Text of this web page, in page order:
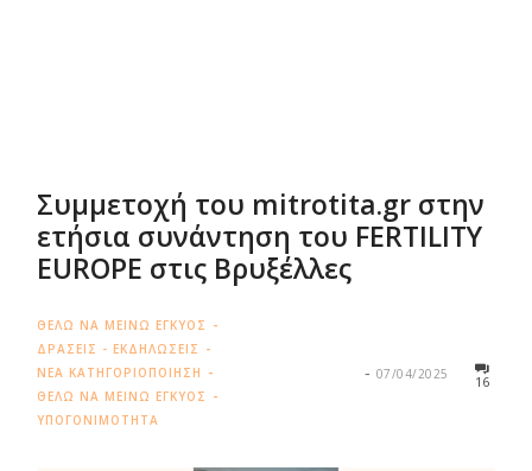
Συμμετοχή του mitrotita.gr στην
ετήσια συνάντηση του FERTILITY
EUROPE στις Βρυξέλλες
ΘΕΛΩ ΝΑ ΜΕΙΝΩ ΕΓΚΥΟΣ
ΔΡΑΣΕΙΣ - ΕΚΔΗΛΩΣΕΙΣ
ΝΕΑ ΚΑΤΗΓΟΡΙΟΠΟΙΗΣΗ
ΘΕΛΩ ΝΑ ΜΕΙΝΩ ΕΓΚΥΟΣ
ΥΠΟΓΟΝΙΜΟΤΗΤΑ
07/04/2025 16